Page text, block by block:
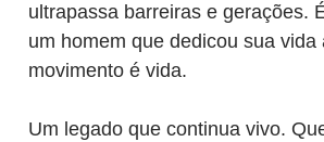
ultrapassa barreiras e gerações.
um homem que dedicou sua vida
movimento é vida.
Um legado que continua vivo.